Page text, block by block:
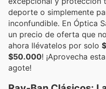
deporte o simplemente
inconfundible. En Óptica
un precio de oferta que
ahora llévatelos por solo
$50.000! ¡Aprovecha
agote!